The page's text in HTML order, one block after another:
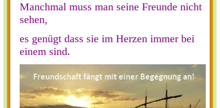
Manchmal muss man seine Freunde nicht
sehen,
es genügt dass sie im Herzen immer bei
einem sind.